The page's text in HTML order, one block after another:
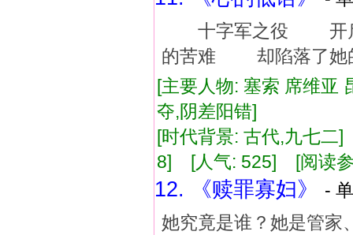
十字军之役 开启
的苦难 却陷落了她
[主要人物: 塞索 席维
夺,阴差阳错]
[时代背景: 古代,九七
8] [人气: 525] [阅读参
12. 《赎罪寡妇》
-
她究竟是谁？她是管家